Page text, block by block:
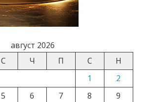
август 2026
С Ч П С
Н
1
2
5 6 7 8
9